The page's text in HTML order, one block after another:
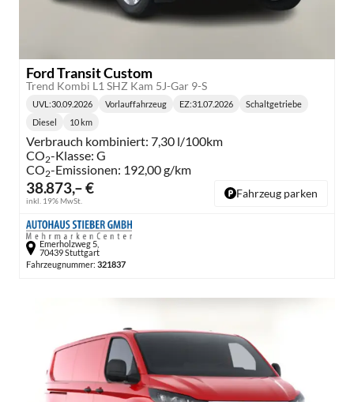
Ford Transit Custom
Trend Kombi L1 SHZ Kam 5J-Gar 9-S
38.873,– €
inkl. 19% MwSt.
Lieferzeit:
UVL :30.09.2026 Vorlauffahrzeug EZ:31.07.2026
Getriebe:
Schaltgetriebe
Kraftstoff:
Diesel
Kilometerstand:
10 km
Verbrauch kombiniert: 7,30 l/100km
CO2-Klasse: G
CO2-Emissionen: 192,00 g/km
Fahrzeug parken
Emerholzweg 5,
70439 Stuttgart
Fahrzeugnummer: 321837